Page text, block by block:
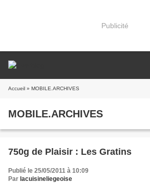
Publicité
Accueil » MOBILE.ARCHIVES
MOBILE.ARCHIVES
750g de Plaisir : Les Gratins
Publié le 25/05/2011 à 10:09
Par lacuisineliegeoise